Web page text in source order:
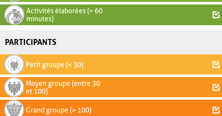
Activités élaborées (> 60
minutes)
PARTICIPANTS
Petit groupe (< 30)
Moyen groupe (entre 30
et 100)
Grand groupe (> 100)